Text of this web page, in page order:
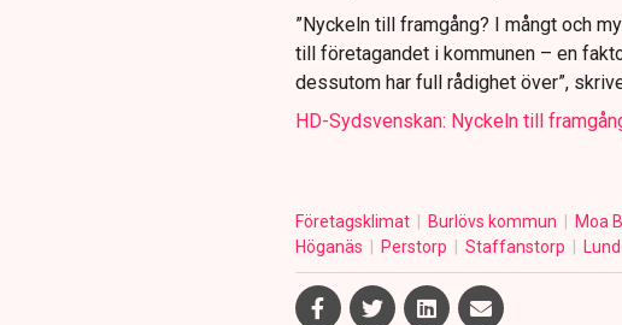
”Nyckeln till framgång? I mångt och
till företagandet i kommunen – en
dessutom har full rådighet över”,
HD-Sydsvenskan: Nyckeln till
Företagsklimat Burlövs kommun Moa
Höganäs
Perstorp Staffanstorp Lund